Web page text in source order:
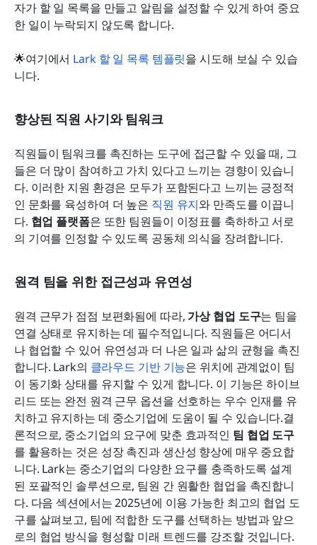
자가 할 일 목록을 만들고 알림을 설정할 수 있게 하여 중요
한 일이 누락되지 않도록 합니다.
🌟여기에서 Lark 할 일 목록 템플릿을 시도해 보실 수 있습
니다.
향상된 직원 사기와 팀워크
직원들이 팀워크를 촉진하는 도구에 접근할 수 있을 때, 그
들은 더 많이 참여하고 가치 있다고 느끼는 경향이 있습니
다. 이러한 지원 환경은 모두가 포함된다고 느끼는 긍정적
인 문화를 육성하여 더 높은 직원 유지와 만족도를 이끕니
다. 협업 플랫폼은 또한 팀원들이 이정표를 축하하고 서로
의 기여를 인정할 수 있도록 공동체 의식을 장려합니다.
원격 팀을 위한 접근성과 유연성
원격 근무가 점점 보편화됨에 따라, 가상 협업 도구는 팀을
연결 상태로 유지하는 데 필수적입니다. 직원들은 어디서
나 협업할 수 있어 유연성과 더 나은 일과 삶의 균형을 촉진
합니다. Lark의 클라우드 기반 기능은 위치에 관계없이 팀
이 동기화 상태를 유지할 수 있게 합니다. 이 기능은 하이브
리드 또는 완전 원격 근무 옵션을 선호하는 우수 인재를 유
치하고 유지하는 데 중소기업에 도움이 될 수 있습니다.결
론적으로, 중소기업의 요구에 맞춘 효과적인 팀 협업 도구
를 활용하는 것은 성장 촉진과 생산성 향상에 매우 중요합
니다. Lark는 중소기업의 다양한 요구를 충족하도록 설계
된 포괄적인 솔루션으로, 팀원 간 원활한 협업을 촉진합니
다. 다음 섹션에서는 2025년에 이용 가능한 최고의 협업 도
구를 살펴보고, 팀에 적합한 도구를 선택하는 방법과 앞으
로의 협업 방식을 형성할 미래 트렌드를 강조할 것입니다.